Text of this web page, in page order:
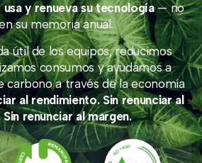
y renueva su tecnología— no
su memoria anual.
útil de los equipos, reducimos
consumos y ayudamos a
carbono a través de la economía
al rendimiento. Sin renunciar al
renunciar al margen.